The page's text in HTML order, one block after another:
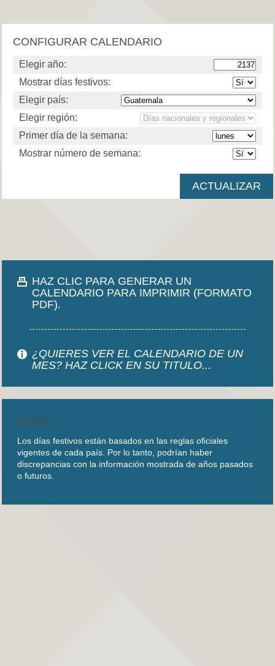
CONFIGURAR CALENDARIO
Elegir año:
Mostrar días festivos:
Elegir país:
Elegir región:
Primer día de la semana:
Mostrar número de semana:
HAZ CLIC PARA GENERAR UN
CALENDARIO PARA IMPRIMIR (FORMATO
PDF).
¿QUIERES VER EL CALENDARIO DE UN
MES? HAZ CLICK EN SU TITULO...
AVISO
Los días festivos están basados en las reglas oficiales
vigentes de cada país. Por lo tanto, podrían haber
discrepancias con la información mostrada de años pasados
o futuros.